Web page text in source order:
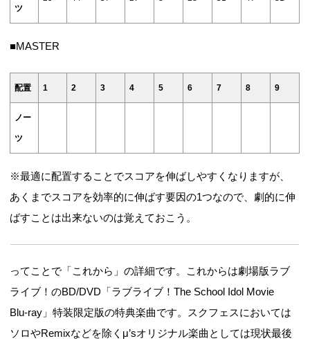
ツ
■MASTER
配置 1 2 3 4 5 6 7 8 9
ノー
ツ
※最適に配置することでスコアを伸ばしやすくなりますが、
あくまでスコアを効率的に伸ばす要因の1つなので、劇的に伸
ばすことは出来ないのは覚えておこう。
ってことで「これから」の詳細です。これからは劇場版ラブ
ライブ！のBD/DVD「ラブライブ！The School Idol Movie
Blu-ray」特装限定版の特典楽曲です。スクフェスにおいては
ソロやRemixなどを除くμ’sオリジナル楽曲としては現状最後